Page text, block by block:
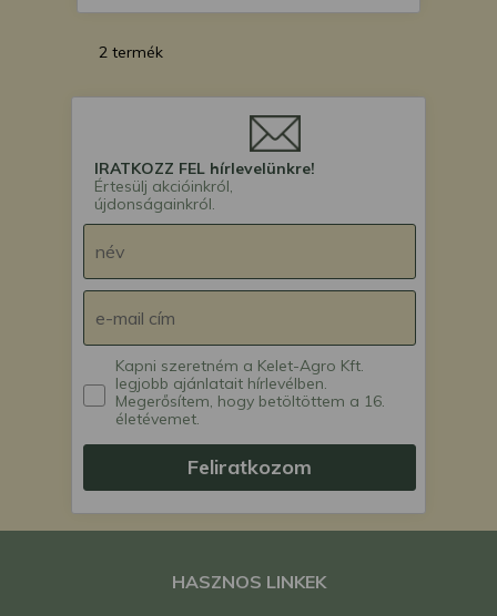
2 termék
IRATKOZZ FEL hírlevelünkre!
Értesülj akcióinkról,
újdonságainkról.
Kapni szeretném a Kelet-Agro Kft.
legjobb ajánlatait hírlevélben.
Megerősítem, hogy betöltöttem a 16.
életévemet.
Feliratkozom
HASZNOS LINKEK